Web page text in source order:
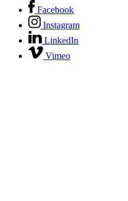
Facebook
Instagram
LinkedIn
Vimeo